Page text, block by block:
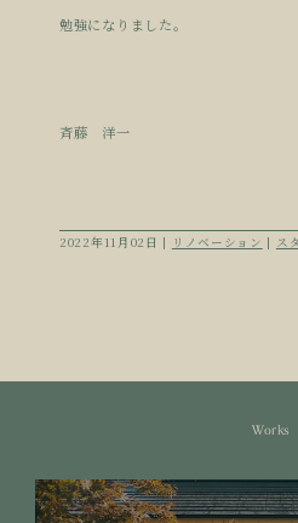
勉強になりました。
斉藤 洋一
2022年11月02日 | リノベーション | ス
Works